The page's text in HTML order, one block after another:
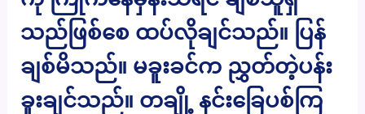
သည်ဖြစ်စေ ထပ်လိုချင်သည်။ ပြန်
ချစ်မိသည်။ မခူးခင်က ညွှတ်တဲ့ပန်း
ခူးချင်သည်။ တချို့ နင်းခြေပစ်ကြ